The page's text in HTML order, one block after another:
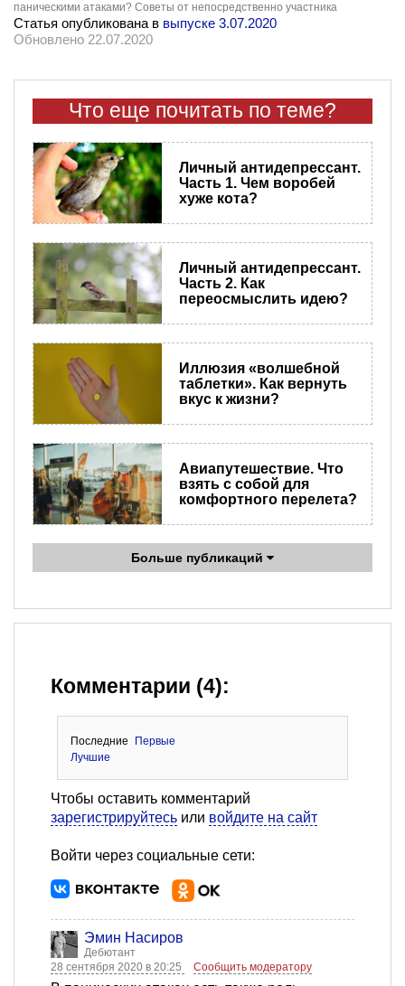
паническими атаками? Советы от непосредственно участника
Статья опубликована в выпуске 3.07.2020
Обновлено 22.07.2020
Что еще почитать по теме?
Личный антидепрессант.
Часть 1. Чем воробей
хуже кота?
Личный антидепрессант.
Часть 2. Как
переосмыслить идею?
Иллюзия «волшебной
таблетки». Как вернуть
вкус к жизни?
Авиапутешествие. Что
взять с собой для
комфортного перелета?
Больше публикаций
Комментарии (4):
Последние
Первые
Лучшие
Чтобы оставить комментарий
зарегистрируйтесь или войдите на сайт
Войти через социальные сети:
Эмин Насиров
Дебютант
28 сентября 2020 в 20:25
Сообщить модератору